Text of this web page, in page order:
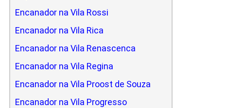
Encanador na Vila Rossi
Encanador na Vila Rica
Encanador na Vila Renascenca
Encanador na Vila Regina
Encanador na Vila Proost de Souza
Encanador na Vila Progresso